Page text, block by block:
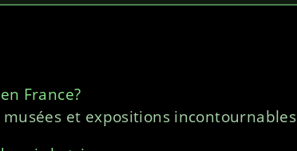
France?
et expositions incontournables